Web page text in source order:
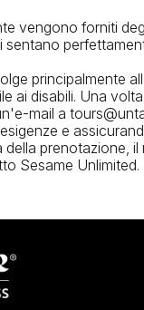
vengono forniti
sentano
principalmente
ai disabili. Una
mail a
e
prenotazione, il
Sesame Unlimited.